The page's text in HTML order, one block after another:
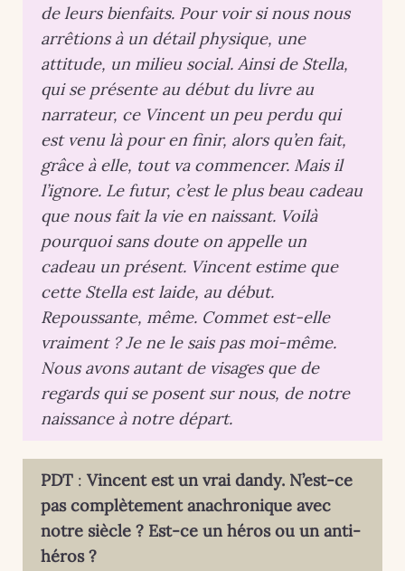
de leurs bienfaits. Pour voir si nous nous
arrêtions à un détail physique, une
attitude, un milieu social. Ainsi de Stella,
qui se présente au début du livre au
narrateur, ce Vincent un peu perdu qui
est venu là pour en finir, alors qu’en fait,
grâce à elle, tout va commencer. Mais il
l’ignore. Le futur, c’est le plus beau cadeau
que nous fait la vie en naissant. Voilà
pourquoi sans doute on appelle un
cadeau un présent. Vincent estime que
cette Stella est laide, au début.
Repoussante, même. Commet est-elle
vraiment ? Je ne le sais pas moi-même.
Nous avons autant de visages que de
regards qui se posent sur nous, de notre
naissance à notre départ.
PDT : Vincent est un vrai dandy. N’est-ce
pas complètement anachronique avec
notre siècle ? Est-ce un héros ou un anti-
héros ?